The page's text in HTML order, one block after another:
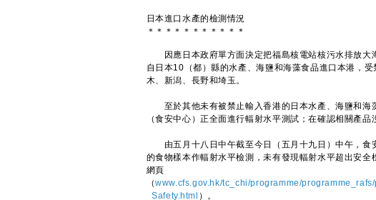
日本進口水產的檢測情況
＊ ＊ ＊ ＊ ＊ ＊ ＊ ＊ ＊ ＊ ＊
因應日本政府單方面決定把福島核電站核污水排放大
自日本10（都）縣的水產、海鹽和海藻食品進口本港，
木、新潟、長野和埼玉。
至於其他未有被禁止輸入香港的日本水產、海鹽和海
（食安中心）正全面進行輻射水平測試；在確認相關產
由五月十八日中午截至今日（五月十九日）中午，食
的食物樣本作輻射水平檢測，未有發現輻射水平超出安
網頁
（www.cfs.gov.hk/tc_chi/programme/
_Safety.html ）。